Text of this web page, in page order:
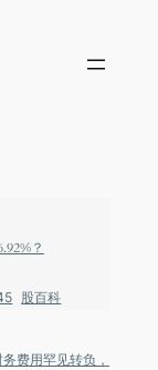
？
股百科
费用罕见转负，